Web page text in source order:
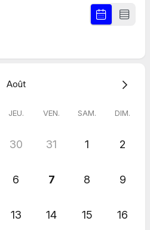
Août
JEU. VEN. SAM. DIM.
30 31 1 2
6 7 8 9
13 14 15 16